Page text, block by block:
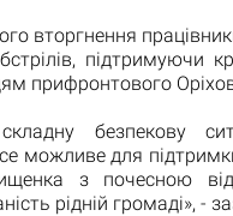
вторгнення
підтримуючи
прифронтового
безпекову
можливе для
з почесною
рідній громаді», -